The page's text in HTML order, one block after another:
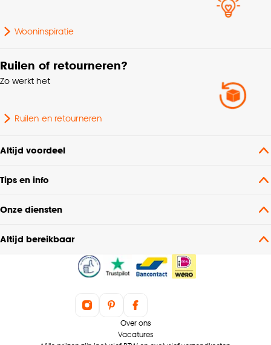
Wooninspiratie
Ruilen of retourneren?
Zo werkt het
Ruilen en retourneren
Altijd voordeel
Tips en info
Onze diensten
Altijd bereikbaar
Over ons
Vacatures